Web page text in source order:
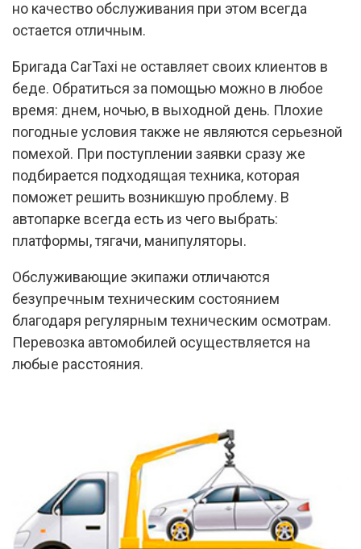
но качество обслуживания при этом всегда
остается отличным.
Бригада CarTaxi не оставляет своих клиентов в
беде. Обратиться за помощью можно в любое
время: днем, ночью, в выходной день. Плохие
погодные условия также не являются серьезной
помехой. При поступлении заявки сразу же
подбирается подходящая техника, которая
поможет решить возникшую проблему. В
автопарке всегда есть из чего выбрать:
платформы, тягачи, манипуляторы.
Обслуживающие экипажи отличаются
безупречным техническим состоянием
благодаря регулярным техническим осмотрам.
Перевозка автомобилей осуществляется на
любые расстояния.